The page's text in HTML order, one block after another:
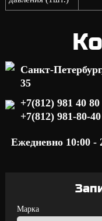
Санкт-
35
+7(812) 981 40 80
+7(812) 981-80-40
Ежедневно 10:00 -
Марка